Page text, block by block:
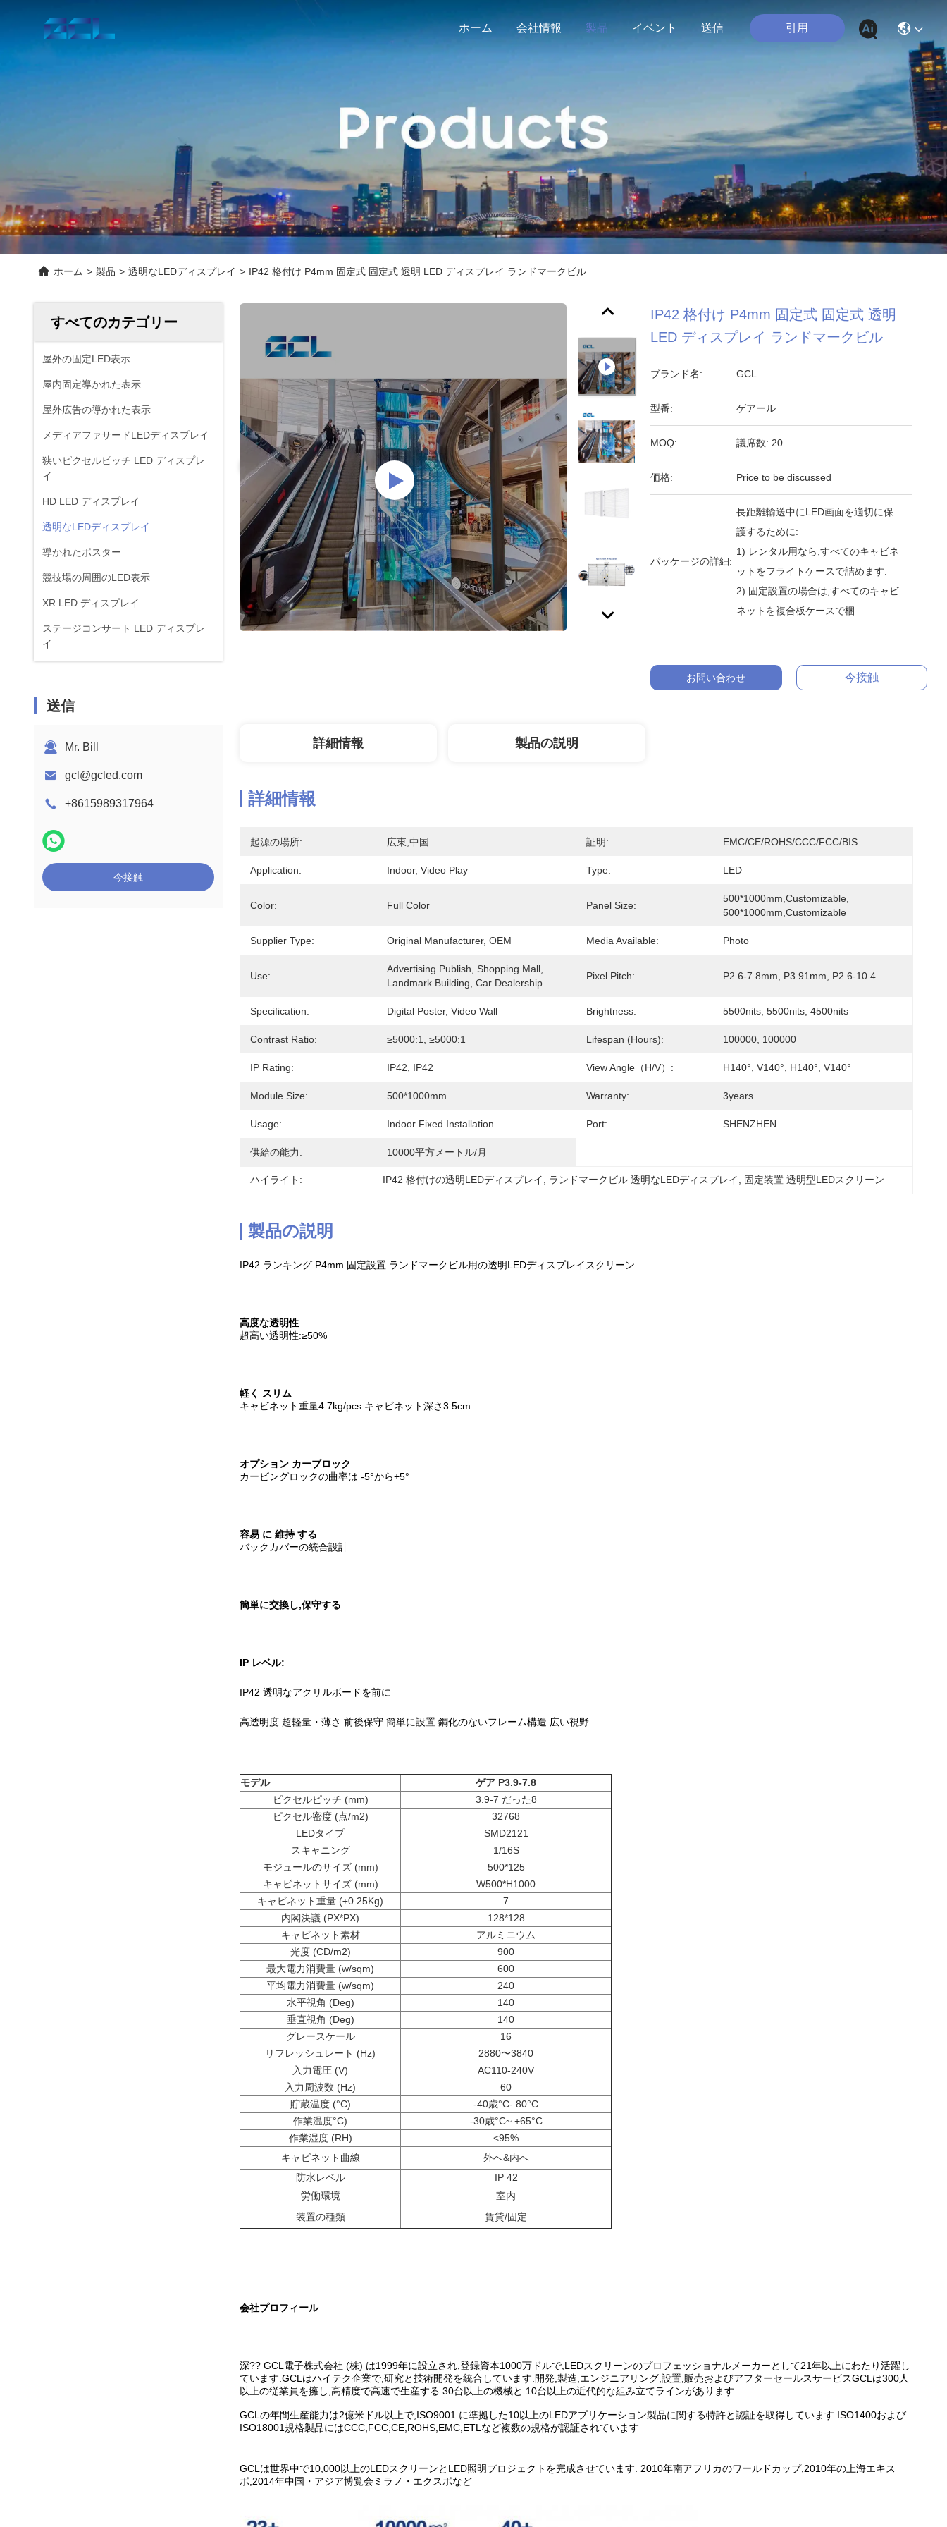
ホーム 会社情報 製品 イベント 送信 引用
ホーム > 製品 > 透明なLEDディスプレイ > IP42 格付け P4mm 固定式 固定式 透明 LED ディスプレイ ランドマークビル
すべてのカテゴリー
屋外の固定LED表示
屋内固定導かれた表示
屋外広告の導かれた表示
メディアファサードLEDディスプレイ
狭いピクセルピッチ LED ディスプレ
イ
HD LED ディスプレイ
透明なLEDディスプレイ
導かれたポスター
競技場の周囲のLED表示
XR LED ディスプレイ
ステージコンサート LED ディスプレ
イ
送信
Mr. Bill
gcl@gcled.com
+8615989317964
今接触
IP42 格付け P4mm 固定式 固定式 透明
LED ディスプレイ ランドマークビル
ブランド名: GCL
型番: ゲアール
MOQ: 議席数: 20
価格: Price to be discussed
パッケージの詳細:
長距離輸送中にLED画面を適切に保
護するために:
1) レンタル用なら,すべてのキャビネ
ットをフライトケースで詰めます.
2) 固定設置の場合は,すべてのキャビ
ネットを複合板ケースで梱
お問い合わせ 今接触
詳細情報 製品の説明
詳細情報
起源の場所: 広東,中国 証明: EMC/CE/ROHS/CCC/FCC/BIS
Application: Indoor, Video Play Type: LED
Color: Full Color Panel Size:
500*1000mm,customizable,
500*1000mm,customizable
Supplier Type: Original Manufacturer, OEM Media Available: Photo
Use:
Advertising Publish, Shopping Mall,
Landmark Building, Car Dealership
Pixel Pitch: P2.6-7.8mm, P3.91mm, P2.6-10.4
Specification: Digital Poster, Video Wall Brightness: 5500nits, 5500nits, 4500nits
Contrast Ratio: ≥5000:1, ≥5000:1 Lifespan (hours): 100000, 100000
IP Rating: IP42, IP42 View Angle（H/V）: H140°, V140°, H140°, V140°
Module Size: 500*1000mm Warranty: 3years
Usage: Indoor Fixed Installation Port: SHENZHEN
供給の能力: 10000平方メートル/月
ハイライト: IP42 格付けの透明LEDディスプレイ ランドマークビル 透明なLEDディスプレイ 固定装置 透明型LEDスクリーン
製品の説明
IP42 ランキング P4mm 固定設置 ランドマークビル用の透明LEDディスプレイスクリーン
高度な透明性
超高い透明性:≥50%
軽く スリム
キャビネット重量4.7kg/pcs キャビネット深さ3.5cm
オプション カーブロック
カービングロックの曲率は -5°から+5°
容易 に 維持 する
バックカバーの統合設計
簡単に交換し,保守する
IP レベル:
IP42 透明なアクリルボードを前に
高透明度 超軽量・薄さ 前後保守 簡単に設置 鋼化のないフレーム構造 広い視野
モデル
ゲア P3.9-7.8
ピクセルピッチ (mm)
3.9-7 だった8
ピクセル密度 (点/m2)
32768
LEDタイプ
SMD2121
スキャニング
1/16S
モジュールのサイズ (mm)
500*125
キャビネットサイズ (mm)
W500*H1000
キャビネット重量 (±0.25Kg)
7
内閣決議 (PX*PX)
128*128
キャビネット素材
アルミニウム
光度 (CD/m2)
900
最大電力消費量 (w/sqm)
600
平均電力消費量 (w/sqm)
240
水平視角 (Deg)
140
垂直視角 (Deg)
140
グレースケール
16
リフレッシュレート (Hz)
2880〜3840
入力電圧 (V)
AC110-240V
入力周波数 (Hz)
60
貯蔵温度 (°C) -40歳°C- 80°C
作業温度°C) -30歳°C~ +65°C
作業湿度 (RH)
<95%
キャビネット曲線
外へ&内へ
防水レベル
IP 42
労働環境
室内
装置の種類
賃貸/固定
会社プロフィール
深?? GCL電子株式会社 (株) は1999年に設立され,登録資本1000万ドルで,LEDスクリーンのプロフェッショナルメーカーとして21年以上にわたり活躍し
ています.GCLはハイテク企業で,研究と技術開発を統合しています.開発,製造,エンジニアリング,設置,販売およびアフターセールスサービスGCLは300人
以上の従業員を擁し,高精度で高速で生産する 30台以上の機械と 10台以上の近代的な組み立てラインがあります
GCLの年間生産能力は2億米ドル以上で,ISO9001 に準拠した10以上のLEDアプリケーション製品に関する特許と認証を取得しています.ISO1400および
ISO18001規格製品にはCCC,FCC,CE,ROHS,EMC,ETLなど複数の規格が認証されています
GCLは世界中で10,000以上のLEDスクリーンとLED照明プロジェクトを完成させています. 2010年南アフリカのワールドカップ,2010年の上海エキス
ポ,2014年中国・アジア博覧会ミラノ・エクスポなど